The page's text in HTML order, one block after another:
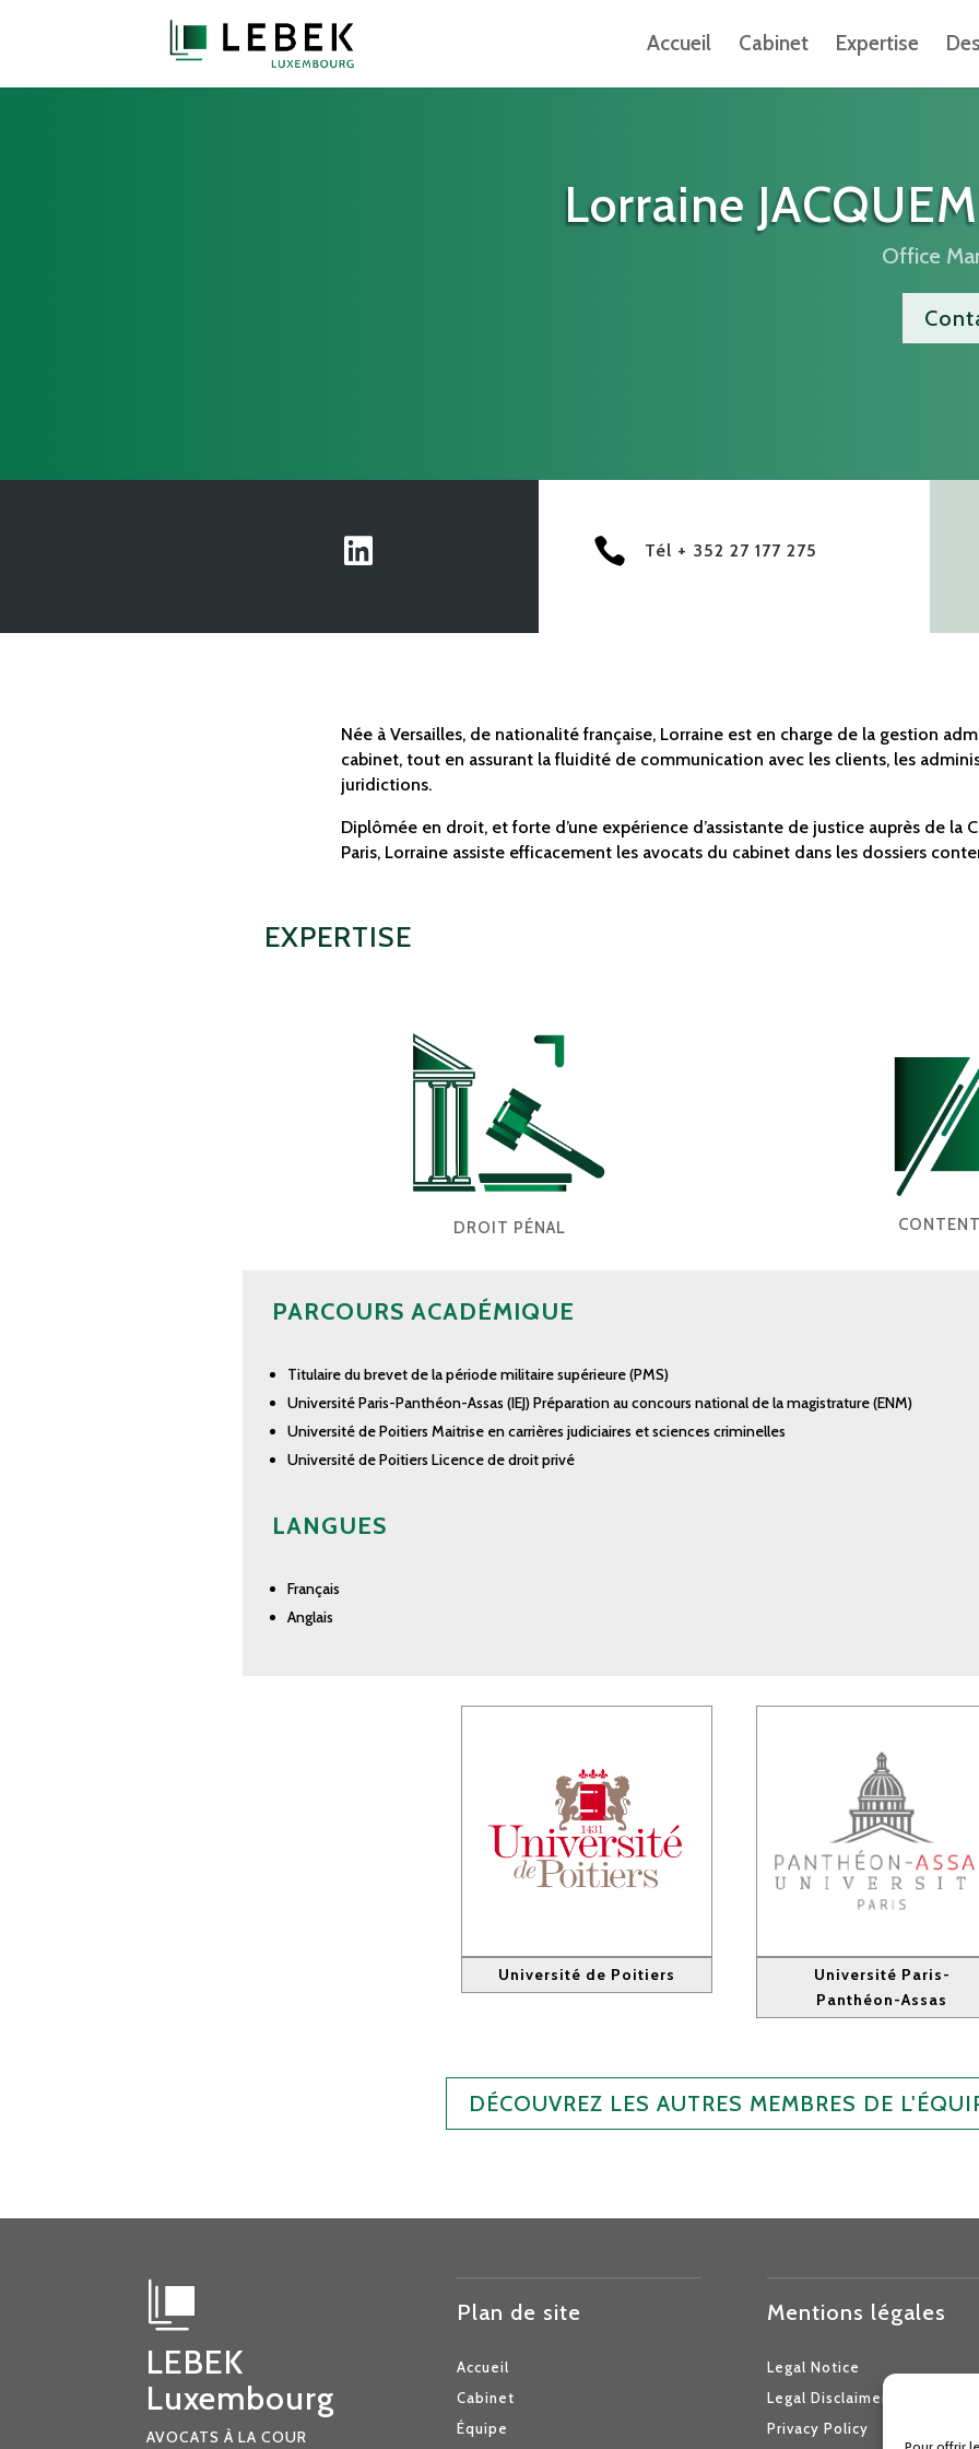
Accueil Cabinet Expertise
Lorraine
Office
  Tél + 352 27 177 275
Née à Versailles, de nationalité française, Lorraine est en charge de la gestion
cabinet, tout en assurant la fluidité de communication avec les clients, les
juridictions.
Diplômée en droit, et forte d’une expérience d’assistante de justice auprès de la
Paris, Lorraine assiste efficacement les avocats du cabinet dans les dossiers
EXPERTISE
DROIT PÉNAL
PARCOURS ACADÉMIQUE
Titulaire du brevet de la période militaire supérieure (PMS)
Université Paris-Panthéon-Assas (IEJ)Préparation au concours national de la magistrature(ENM)
Universitéde Poitiers Maitriseencarrières judiciaires et sciences criminelles
Université dePoitiers Licence de droit privé
LANGUES
Français
Anglais
Université de Poitiers
Université Paris-
Panthéon-Assas
DÉCOUVREZ LES AUTRES MEMBRES DE
LEBEK
Luxembourg
AVOCATS À LA COUR
Plan de site
Accueil
Cabinet
Équipe
Mentions légales
Legal Notice
Legal Disclaimer
Privacy Policy